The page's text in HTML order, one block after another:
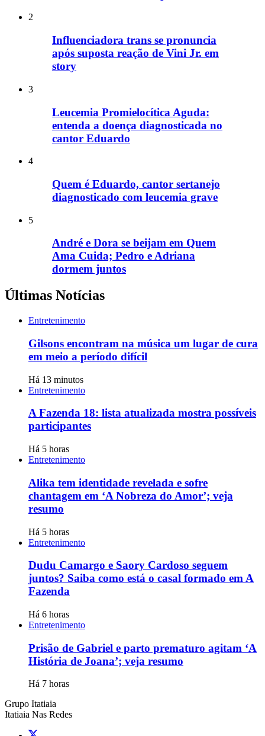
2
Influenciadora trans se pronuncia
após suposta reação de Vini Jr. em
story
3
Leucemia Promielocítica Aguda:
entenda a doença diagnosticada no
cantor Eduardo
4
Quem é Eduardo, cantor sertanejo
diagnosticado com leucemia grave
5
André e Dora se beijam em Quem
Ama Cuida; Pedro e Adriana
dormem juntos
Últimas Notícias
Entretenimento
Gilsons encontram na música um lugar de cura
em meio a período difícil
Há 13 minutos
Entretenimento
A Fazenda 18: lista atualizada mostra possíveis
participantes
Há 5 horas
Entretenimento
Alika tem identidade revelada e sofre
chantagem em ‘A Nobreza do Amor’; veja
resumo
Há 5 horas
Entretenimento
Dudu Camargo e Saory Cardoso seguem
juntos? Saiba como está o casal formado em A
Fazenda
Há 6 horas
Entretenimento
Prisão de Gabriel e parto prematuro agitam ‘A
História de Joana’; veja resumo
Há 7 horas
Grupo Itatiaia
Itatiaia Nas Redes